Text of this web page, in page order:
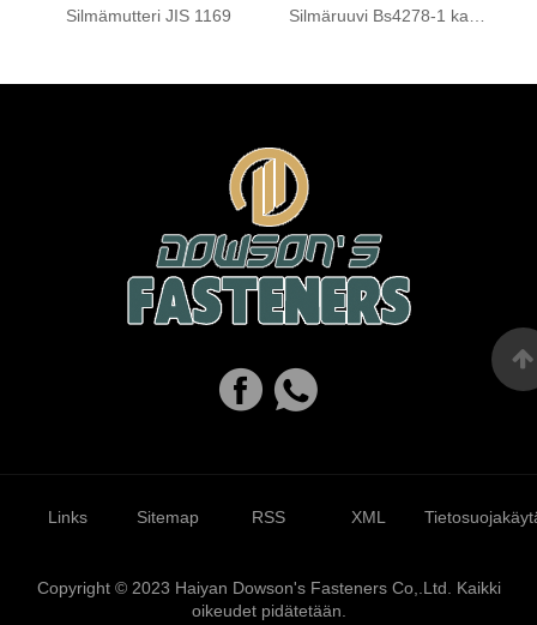
Silmämutteri JIS 1169
Links Sitemap RSS XML
Copyright © 2023 Haiyan Dowson's Fasteners Co,.Ltd. Kaikki
oikeudet pidätetään.